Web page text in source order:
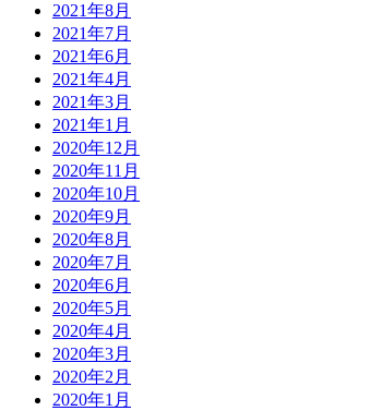
2021年8月
2021年7月
2021年6月
2021年4月
2021年3月
2021年1月
2020年12月
2020年11月
2020年10月
2020年9月
2020年8月
2020年7月
2020年6月
2020年5月
2020年4月
2020年3月
2020年2月
2020年1月